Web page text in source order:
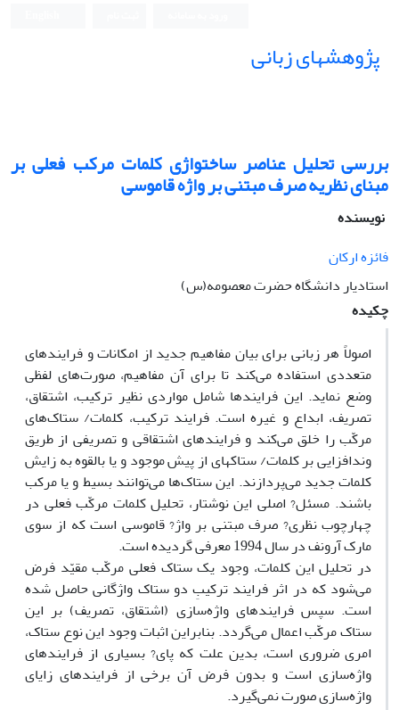
پژوهشهای زبانی
بررسی تحلیل عناصر ساختواژی کلمات مرکب فعلی بر
مبنای نظریه صرف مبتنی بر واژه قاموسی
نویسنده
فائزه ارکان
استادیار دانشگاه حضرت معصومه(س)
چکیده
اصولاً هر زبانی برای بیان مفاهیم جدید از امکانات و فرایندهای
متعددی استفاده می‌کند تا برای آن مفاهیم، صورت‌های لفظی
وضع نماید. این فرایندها شامل مواردی نظیر ترکیب، اشتقاق،
تصریف، ابداع و غیره است. فرایند ترکیب، کلمات/ ستاک‌های
مرکّب را خلق می‌کند و فرایند‌های اشتقاقی و تصریفی از طریق
وندافزایی بر کلمات/ ستاکهای از پیش موجود و یا بالقوه به زایش
کلمات جدید می‌پردازند. این ستاک‌ها می‌توانند بسیط و یا مرکب
باشند. مسئل? اصلی این نوشتار، تحلیل کلمات مرکّب فعلی در
چهارچوب نظری? صرف مبتنی بر واژ? قاموسی است که از سوی
مارک آرونف در سال 1994 معرفی گردیده است.
در تحلیل این کلمات، وجود یک ستاک فعلی مرکّب مقیّد فرض
می‌شود که در اثر فرایند ترکیبِ دو ستاک واژگانی حاصل ‌شده
است. سپس فرایندهای واژه‌سازی (اشتقاق، تصریف) بر این
ستاک مرکّب اعمال می‌گردد. بنابراین اثبات وجود این نوع ستاک،
امری ضروری است، بدین علت که پای? بسیاری از فرایندهای
واژه‌سازی است و بدون فرض آن برخی از فرایندهای زایای
واژه‌سازی صورت نمی‌گیرد.